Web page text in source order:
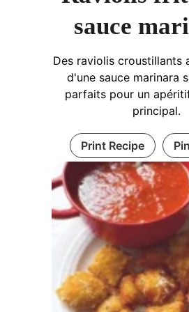
sauce
Des raviolis croustillants
d'une sauce marinara
parfaits pour un
principal.
Print Recipe